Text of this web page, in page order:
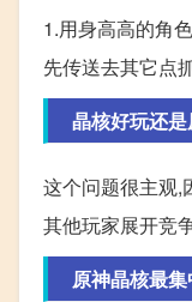
1.用身高高的角
先传送去其它点
晶核好玩还
这个问题很主观,
其他玩家展开竞
原神晶核最